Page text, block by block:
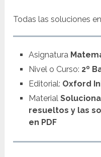
Todas las soluciones
Asignatura
Nivel o Curso: 2º
Editorial: Oxford
Material
resueltos y las
en PDF